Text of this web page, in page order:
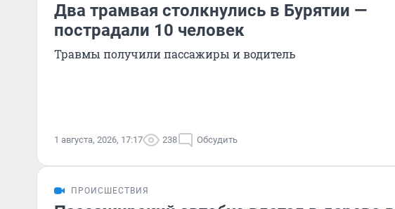
Два трамвая столкнулись в Бурятии —
пострадали 10 человек
Травмы получили пассажиры и водитель
1 августа, 2026, 17:17 238 Обсудить
ПРОИСШЕСТВИЯ